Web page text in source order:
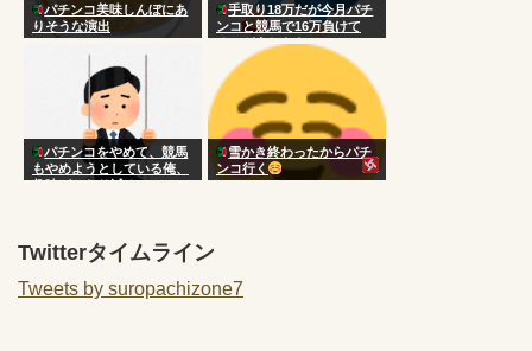
パチンコ美味しんぼにあ
りそうな演出
手取り18万だが今月パチ
ンコと競馬で16万負けて
る どうしたらいい？
パチンコをやめて、競馬
もやめようとしている俺、
趣味がかなり減る
雪かき終わったからパチ
ンコ行く
Twitterタイムライン
Tweets by suropachizone7